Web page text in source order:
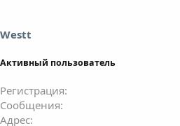
Westt
Активный пользователь
Регистрация
Сообщения
Адрес